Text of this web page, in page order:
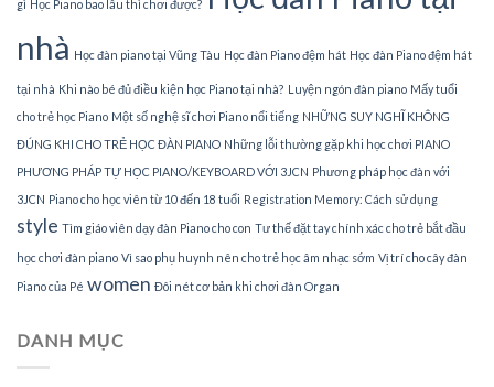
gì Học Piano bao lâu thì chơi được?
nhà Học đàn piano tại Vũng Tàu Học đàn Piano đệm hát Học đàn Piano đệm hát
tại nhà Khi nào bé đủ điều kiện học Piano tại nhà? Luyện ngón đàn piano Mấy tuổi
cho trẻ học Piano Một số nghệ sĩ chơi Piano nổi tiếng NHỮNG SUY NGHĨ KHÔNG
ĐÚNG KHI CHO TRẺ HỌC ĐÀN PIANO Những lỗi thường gặp khi học chơi PIANO
PHƯƠNG PHÁP TỰ HỌC PIANO/KEYBOARD VỚI 3JCN Phương pháp học đàn với
3JCN Piano cho học viên từ 10 đến 18 tuổi Registration Memory: Cách sử dụng
style Tìm giáo viên dạy đàn Piano cho con Tư thế đặt tay chính xác cho trẻ bắt đầu
học chơi đàn piano Vì sao phụ huynh nên cho trẻ học âm nhạc sớm Vị trí cho cây đàn
Piano của Pé women Đôi nét cơ bản khi chơi đàn Organ
DANH MỤC